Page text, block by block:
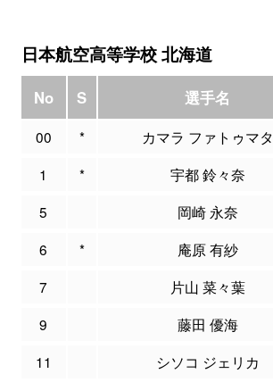
日本航空高等学校 北海道
No S 選手名
00 * カマラ ファトゥマタ
1
* 宇都 鈴々奈
5
岡崎 永奈
6
* 庵原 有紗
7
片山 菜々葉
9
藤田 優海
11
シソコ ジェリカ